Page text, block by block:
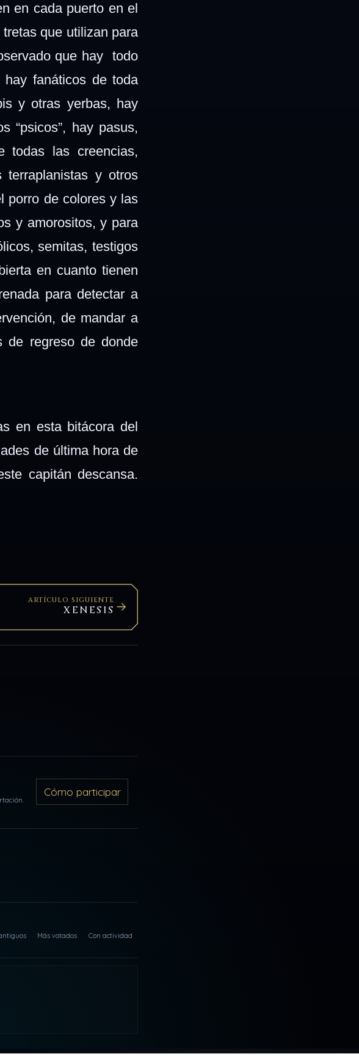
en cada puerto en el
que utilizan para
que hay todo
fanáticos de toda
y otras yerbas, hay
“psicos”, hay pasus,
todas las creencias,
y otros
porro de colores y las
y amorositos, y para
semitas, testigos
en cuanto tienen
para detectar a
de mandar a
de regreso de donde
en esta bitácora del
de última hora de
capitán descansa.
ARTÍCULO SIGUIENTE
XENESIS
Cómo participar
Más votados Con actividad